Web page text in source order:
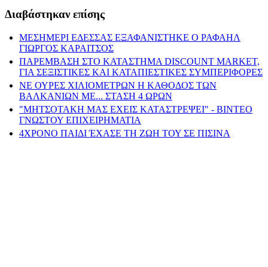
Διαβάστηκαν επίσης
ΜΕΣΗΜΕΡΙ ΕΔΕΣΣΑΣ ΕΞΑΦΑΝΙΣΤΗΚΕ Ο ΡΑΦΑΗΛ
ΓΙΩΡΓΟΣ ΚΑΡΑΙΤΣΟΣ
ΠΑΡΕΜΒΑΣΗ ΣΤΟ ΚΑΤΑΣΤΗΜΑ DISCOUNT MARKET,
ΓΙΑ ΣΕΞΙΣΤΙΚΕΣ ΚΑΙ ΚΑΤΑΠΙΕΣΤΙΚΕΣ ΣΥΜΠΕΡΙΦΟΡΕΣ
ΝΕ ΟΥΡΕΣ ΧΙΛΙΟΜΕΤΡΩΝ Η ΚΑΘΟΔΟΣ ΤΩΝ
ΒΑΛΚΑΝΙΩΝ ΜΕ... ΣΤΑΣΗ 4 ΩΡΩΝ
"ΜΗΤΣΟΤΑΚΗ ΜΑΣ ΕΧΕΙΣ ΚΑΤΑΣΤΡΕΨΕΙ" - ΒΙΝΤΕΟ
ΓΝΩΣΤΟΥ ΕΠΙΧΕΙΡΗΜΑΤΙΑ
4ΧΡΟΝΟ ΠΑΙΔΙ ΈΧΑΣΕ ΤΗ ΖΩΗ ΤΟΥ ΣΕ ΠΙΣΙΝΑ